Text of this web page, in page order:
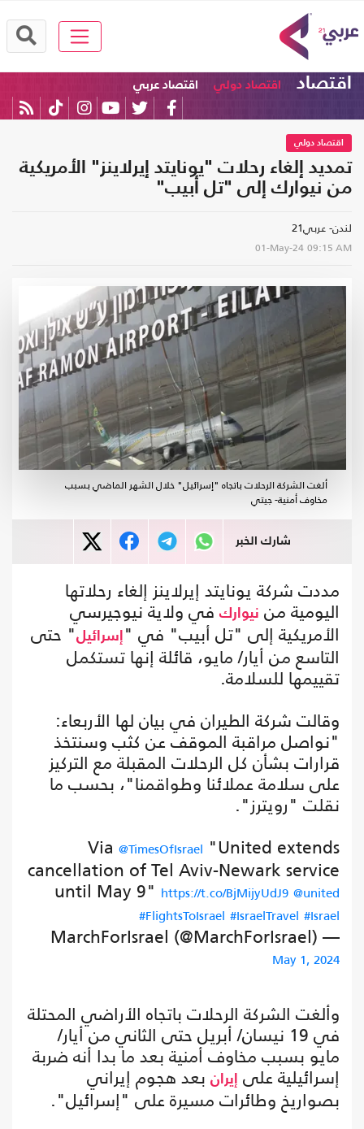
اقتصاد اقتصاد دولي اقتصاد عربي
اقتصاد دولي
تمديد إلغاء رحلات "يونايتد إيرلاينز" الأمريكية
من نيوارك إلى "تل أبيب"
لندن- عربي21
01-May-24 09:15 AM
ألغت الشركة الرحلات باتجاه "إسرائيل" خلال الشهر الماضي بسبب
مخاوف أمنية- جيتي
شارك الخبر
مددت شركة يونايتد إيرلاينز إلغاء رحلاتها
اليومية من نيوارك في ولاية نيوجيرسي
الأمريكية إلى "تل أبيب" في " إسرائيل" حتى
التاسع من أيار/ مايو، قائلة إنها تستكمل
تقييمها للسلامة.
وقالت شركة الطيران في بيان لها الأربعاء:
"نواصل مراقبة الموقف عن كثب وسنتخذ
قرارات بشأن كل الرحلات المقبلة مع التركيز
على سلامة عملائنا وطواقمنا"، بحسب ما
نقلت "رويترز".
Via @TimesOfIsrael "United extends
cancellation of Tel Aviv-Newark service
until May 9" https://t.co/BjMijyUdJ9 @united
#FlightsToIsrael #IsraelTravel #Israel
— MarchForIsrael (@MarchForIsrael)
May 1, 2024
وألغت الشركة الرحلات باتجاه الأراضي المحتلة
في 19 نيسان/ أبريل حتى الثاني من أيار/
مايو بسبب مخاوف أمنية بعد ما بدا أنه ضربة
إسرائيلية على إيران بعد هجوم إيراني
بصواريخ وطائرات مسيرة على "إسرائيل".